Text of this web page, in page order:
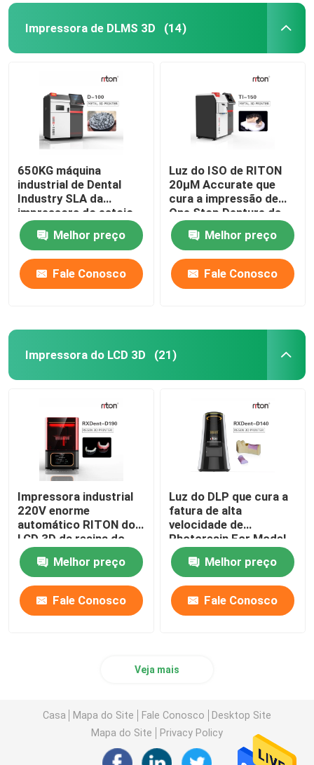
Impressora de DLMS 3D (14)
650KG máquina
industrial de Dental
Industry SLA da
impressora do estojo
compacto DLMS 3D
Melhor preço
Fale Conosco
Luz do ISO de RITON
20μM Accurate que
cura a impressão de
One Stop Denture da
impressora 3D
Melhor preço
Fale Conosco
Impressora do LCD 3D (21)
Impressora industrial
220V enorme
automático RITON do
LCD 3D da resina do
ISO 13485
Melhor preço
Fale Conosco
Luz do DLP que cura a
fatura de alta
velocidade de
Photoresin For Model
da impressora 3d
Melhor preço
Fale Conosco
Veja mais
Casa Mapa do Site Fale Conosco
Desktop Site
Mapa do Site
Privacy Policy